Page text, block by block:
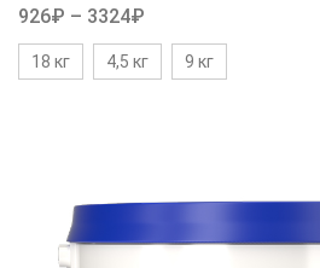
926₽ – 3324₽
18 кг 4,5 кг 9 кг